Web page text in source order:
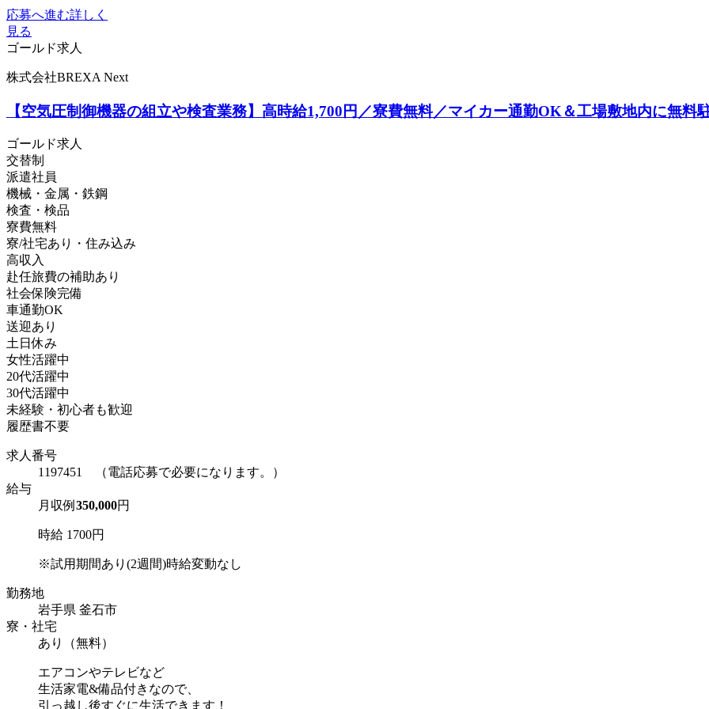
応募へ進む詳しく
見る
ゴールド求人
株式会社BREXA Next
【空気圧制御機器の組立や検査業務】高時給1,700円／寮費無料／マイカー通勤OK＆工場敷地内に無料
ゴールド求人
交替制
派遣社員
機械・金属・鉄鋼
検査・検品
寮費無料
寮/社宅あり・住み込み
高収入
赴任旅費の補助あり
社会保険完備
車通勤OK
送迎あり
土日休み
女性活躍中
20代活躍中
30代活躍中
未経験・初心者も歓迎
履歴書不要
求人番号
1197451 （電話応募で必要になります。）
給与
月収例 350,000円
時給 1700円
※試用期間あり(2週間)時給変動なし
勤務地
岩手県 釜石市
寮・社宅
あり（無料）
エアコンやテレビなど
生活家電&備品付きなので、
引っ越し後すぐに生活できます！